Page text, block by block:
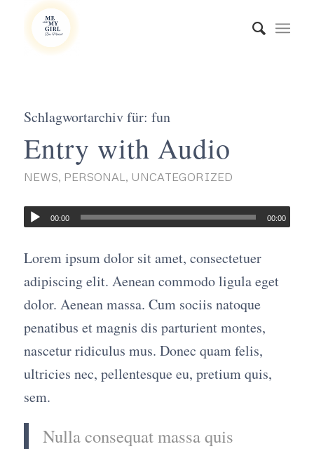
Schlagwortarchiv für: fun
Entry with Audio
NEWS, PERSONAL, UNCATEGORIZED
00:00 00:00
Lorem ipsum dolor sit amet, consectetuer
adipiscing elit. Aenean commodo ligula eget
dolor. Aenean massa. Cum sociis natoque
penatibus et magnis dis parturient montes,
nascetur ridiculus mus. Donec quam felis,
ultricies nec, pellentesque eu, pretium quis,
sem.
Nulla consequat massa quis